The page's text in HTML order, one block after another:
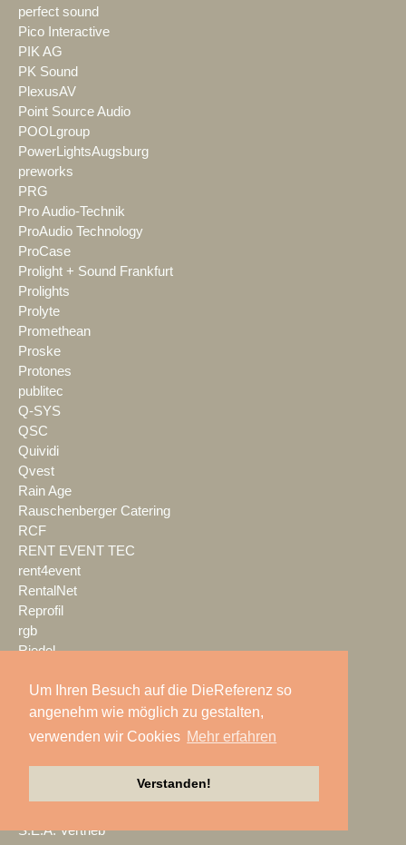
Um Ihren Besuch auf die DieReferenz so
angenehm wie möglich zu gestalten,
verwenden wir Cookies Mehr erfahren
Verstanden!
perfect sound
Pico Interactive
PIK AG
PK Sound
PlexusAV
Point Source Audio
POOLgroup
PowerLightsAugsburg
preworks
PRG
Pro Audio-Technik
ProAudio Technology
ProCase
Prolight + Sound Frankfurt
Prolights
Prolyte
Promethean
Proske
Protones
publitec
Q-SYS
QSC
Quividi
Qvest
Rain Age
Rauschenberger Catering
RCF
RENT EVENT TEC
rent4event
RentalNet
Reprofil
rgb
Riedel
rk Light & Sound
Robe
Rockline Cases
Roland Pro A/V
S.E.A. Vertrieb